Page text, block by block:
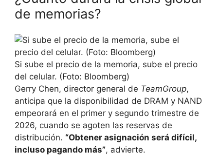
de memorias?
Si sube el precio de la memoria, sube el precio
del celular. (Foto: Bloomberg)
Gerry Chen, director general de TeamGroup,
anticipa que la disponibilidad de DRAM y NAND
empeorará en el primer y segundo trimestre de
2026, cuando se agoten las reservas de
distribución. “Obtener asignación será difícil,
incluso pagando más”, advierte.